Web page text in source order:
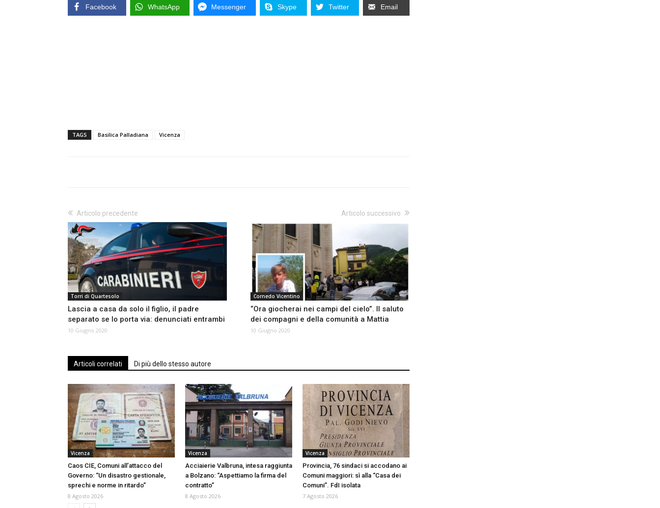
Facebook WhatsApp Messenger Skype Twitter Email
TAGS Basilica Palladiana Vicenza
Articolo precedente
Torri di Quartesolo
Lascia a casa da solo il figlio, il padre
separato se lo porta via: denunciati entrambi
10 Giugno 2020
Articolo successivo
Cornedo Vicentino
“Ora giocherai nei campi del cielo”. Il saluto
dei compagni e della comunità a Mattia
10 Giugno 2020
Articoli correlati Di più dello stesso autore
Vicenza
Caos CIE, Comuni all’attacco del
Governo: “Un disastro gestionale,
sprechi e norme in ritardo”
8 Agosto 2026
Vicenza
Acciaierie Valbruna, intesa raggiunta
a Bolzano: “Aspettiamo la firma del
contratto”
8 Agosto 2026
Vicenza
Provincia, 76 sindaci si accodano ai
Comuni maggiori: sì alla “Casa dei
Comuni”. FdI isolata
7 Agosto 2026